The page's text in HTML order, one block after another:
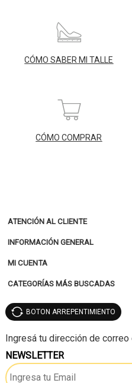
CÓMO SABER MI TALLE
CÓMO COMPRAR
ATENCIÓN AL CLIENTE
INFORMACIÓN GENERAL
MI CUENTA
CATEGORÍAS MÁS BUSCADAS
BOTON ARREPENTIMIENTO
NEWSLETTER